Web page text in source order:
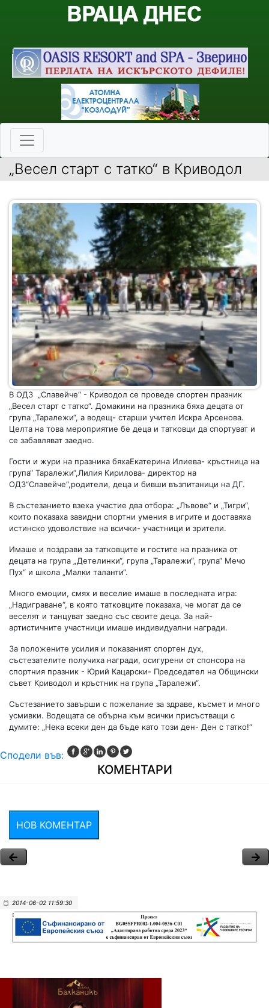
„Весел старт с татко“ в Криводол
В ОДЗ „Славейче“ - Криводол се проведе спортен празник
„Весел старт с татко“. Домакини на празника бяха децата от
група „Таралежи“, а водещ- старши учител Искра Арсенова.
Целта на това мероприятие бе деца и татковци да спортуват и
се забавляват заедно.
Гости и жури на празника бяхаЕкатерина Илиева- кръстница на
група“ Таралежи“,Лилия Кирилова- директор на
ОДЗ“Славейче“,родители, деца и бивши възпитаници на ДГ.
В състезанието взеха участие два отбора: „Лъвове“ и „Тигри“,
които показаха завидни спортни умения в игрите и доставяха
истинско удоволствие на всички- участници и зрители.
Имаше и поздрави за татковците и гостите на празника от
децата на група „Детелинки“, група „Таралежи“, група“ Мечо
Пух“ и школа „Малки таланти“.
Много емоции, смях и веселие имаше в последната игра:
„Надиграване“, в която татковците показаха, че могат да се
веселят и танцуват заедно със своите деца. За най-
артистичните участници имаше индивидуални награди.
За положените усилия и показаният спортен дух,
състезателите получиха награди, осигурени от спонсора на
спортния празник - Юрий Кацарски- Председател на Общински
съвет Криводол и кръстник на група „Таралежи“.
Състезанието завърши с пожелание за здраве, късмет и много
усмивки. Водещата се обърна към всички присъстващи с
думите: „Нека всеки ден да бъде като този ден- Ден с татко!“
Сподели във:
КОМЕНТАРИ
НОВ КОМЕНТАР
2014-06-02 11:59:30